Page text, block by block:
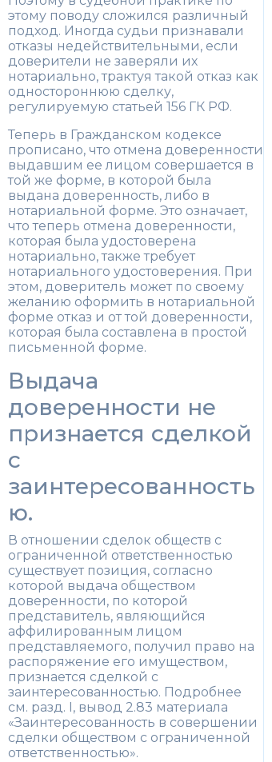
этому поводу сложился различный
подход. Иногда судьи признавали
отказы недействительными, если
доверители не заверяли их
нотариально, трактуя такой отказ как
одностороннюю сделку,
регулируемую статьей 156 ГК РФ.
Теперь в Гражданском кодексе
прописано, что отмена доверенности
выдавшим ее лицом совершается в
той же форме, в которой была
выдана доверенность, либо в
нотариальной форме. Это означает,
что теперь отмена доверенности,
которая была удостоверена
нотариально, также требует
нотариального удостоверения. При
этом, доверитель может по своему
желанию оформить в нотариальной
форме отказ и от той доверенности,
которая была составлена в простой
письменной форме.
Выдача
доверенности не
признается сделкой
с
заинтересованность
ю.
В отношении сделок обществ с
ограниченной ответственностью
существует позиция, согласно
которой выдача обществом
доверенности, по которой
представитель, являющийся
аффилированным лицом
представляемого, получил право на
распоряжение его имуществом,
признается сделкой с
заинтересованностью. Подробнее
см. разд. I, вывод 2.83 материала
«Заинтересованность в совершении
сделки обществом с ограниченной
ответственностью».